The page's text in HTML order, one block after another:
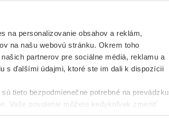
na personalizovanie obsahov a reklám,
na našu webovú stránku. Okrem toho
partnerov pre sociálne médiá, reklamu a
s ďalšími údajmi, ktoré ste im dali k dispozícii
tieto bezpodmienečne potrebné na prevádzku
Vaše povolenie môžete kedykoľvek zmeniť
údajovnašej webovej stránky.